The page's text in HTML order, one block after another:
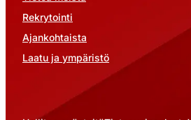
Rekrytointi
Ajankohtaista
Laatu ja ympäristö